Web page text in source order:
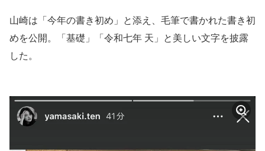
山崎は「今年の書き初め」と添え、毛筆で書かれた書き初
めを公開。「基礎」「令和七年 天」と美しい文字を披露
した。